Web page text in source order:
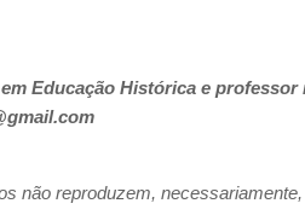
Educação Histórica e
não reproduzem,